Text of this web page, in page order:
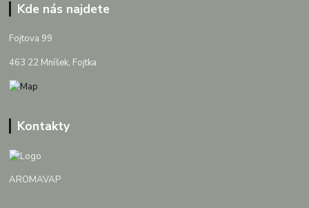
Kde nás najdete
Fojtova 99
463 22 Mníšek, Fojtka
Kontakty
AROMAVAP